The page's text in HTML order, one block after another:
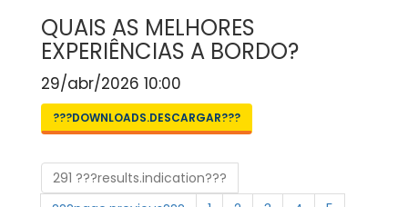
QUAIS AS MELHORES
EXPERIÊNCIAS A BORDO?
29/abr/2026 10:00
???DOWNLOADS.DESCARGAR???
291 ???results.indication???